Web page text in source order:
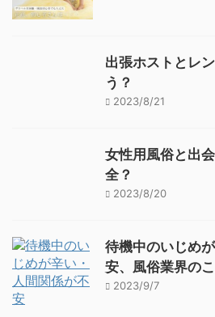
出張ホストとレ
う？
2023/8/21
女性用風俗と出
全？
2023/8/20
待機中のいじめ
安、風俗業界の
2023/9/7